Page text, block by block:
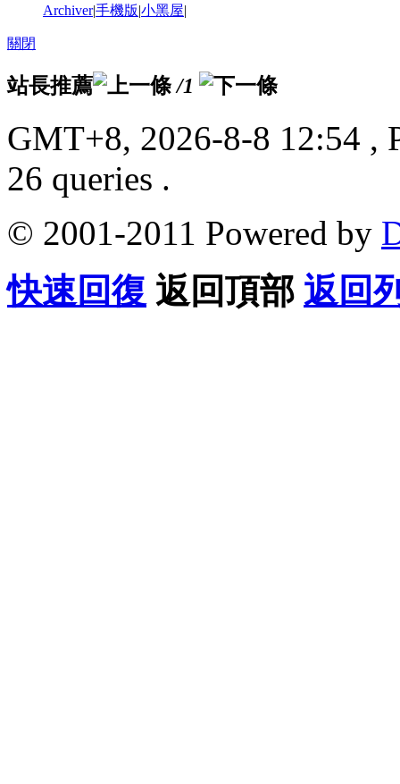
Archiver|手機版|小黑屋|
關閉
站長推薦 /1
GMT+8, 2026-8-8 12:54 ,
26 queries .
© 2001-2011 Powered by
快速回復 返回頂部 返回